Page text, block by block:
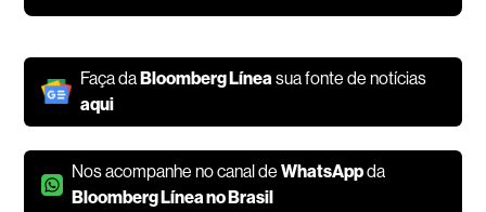
Faça daBloomberg Línea sua fonte de notícias
aqui
Nos acompanhe no canal deWhatsAppda
Bloomberg Línea no Brasil